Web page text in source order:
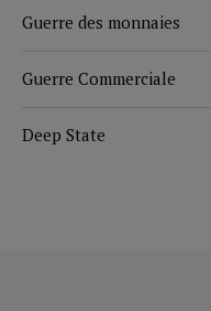
Guerre des monnaies
Guerre Commerciale
Deep State